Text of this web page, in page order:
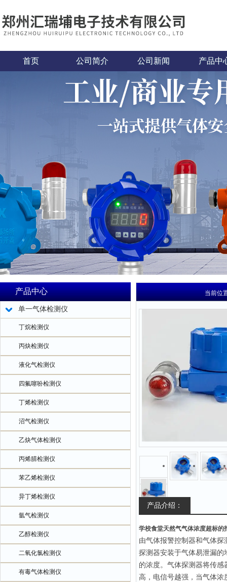
首页 公司简介 公司新闻 产品中
产品中心
单一气体检测仪
丁烷检测仪
丙炔检测仪
液化气检测仪
四氟噻吩检测仪
丁烯检测仪
沼气检测仪
乙炔气体检测仪
丙烯腈检测仪
苯乙烯检测仪
异丁烯检测仪
氩气检测仪
乙醇检测仪
二氧化氯检测仪
有毒气体检测仪
当前位
产品介绍：
学校食堂天然气气体浓度超标的
由气体报警控制器和气体
探测器安装于气体易泄漏
的浓度。气体探测器将传
高，电信号越强，当气体